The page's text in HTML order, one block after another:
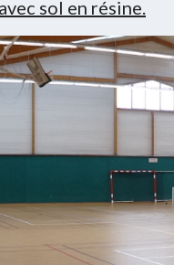
sol en résine.